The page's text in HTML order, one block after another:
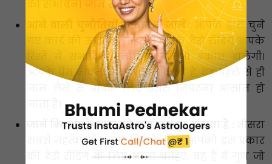
की संभावना जान सकते हैं।
आने वाली चुनौतियों के बारे में जानें :आपके द्वारा चुने
गए कार्ड की ऊर्जा को महसूस करके, टैरो रीडिंग आपके
रिश्ते में संभावित चुनौतियों पर भी प्रकाश डालेगी।
आपके प्रेम जीवन में क्या आने वाला है, यह पहले से ही
जान लेने से आपके लिए उससे निपटना आसान हो
जानें कि आपके प्यार को क्या मजबूत बनाता है :
तीसरा
सबसे महत्वपूर्ण कारण जिसके लिए आपको इस प्रकार
की टैरो रीडिंग के लिए जाना चाहिए, वह है वे गुण जो